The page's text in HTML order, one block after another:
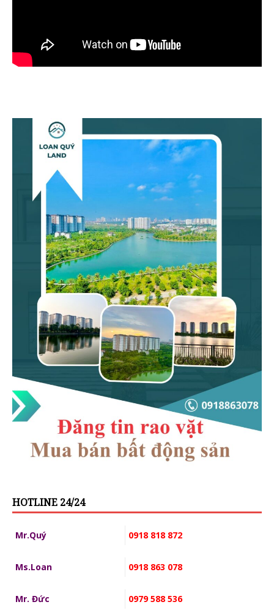
HOTLINE 24/24
Mr.Quý 0918 818 872
Ms.Loan 0918 863 078
Mr. Đức 0979 588 536